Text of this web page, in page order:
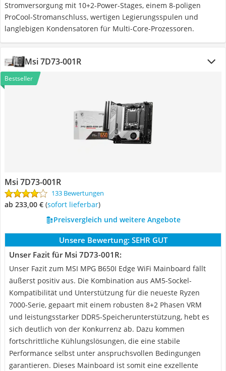
Stromversorgung mit 10+2-Power-Stages, einem 8-poligen
ProCool-Stromanschluss, wertigen Legierungsspulen und
langlebigen Kondensatoren für Multi-Core-Prozessoren.
Msi ‎7D73-001R
Bestseller
Msi ‎7D73-001R
133 Bewertungen
ab 233,00 € ( Sofort lieferbar)
Preisvergleich und weitere Angebote
Unsere Bewertung: SEHR GUT
Unser Fazit für Msi ‎7D73-001R:
Unser Fazit zum MSI MPG B650I Edge WiFi Mainboard fällt
äußerst positiv aus. Die Kombination aus AM5-Sockel-
Kompatibilität und Unterstützung für die neueste Ryzen
7000-Serie, gepaart mit einem robusten 8+2 Phasen VRM
und leistungsstarker DDR5-Speicherunterstützung, hebt es
sich deutlich von der Konkurrenz ab. Dazu kommen
fortschrittliche Kühlungslösungen, die eine stabile
Performance selbst unter anspruchsvollen Bedingungen
garantieren. Dieses Mainboard ist somit eine exzellente